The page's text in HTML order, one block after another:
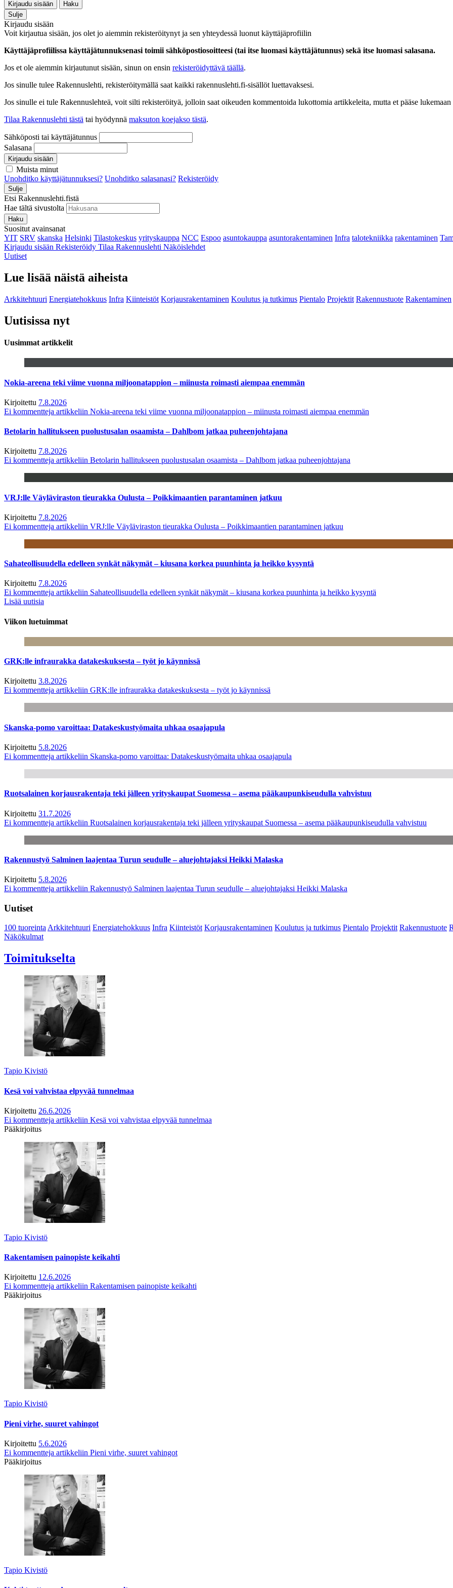
Kirjaudu sisään
Haku
Sulje
Kirjaudu sisään
Voit kirjautua sisään, jos olet jo aiemmin rekisteröitynyt ja sen yhteydessä luonut käyttäjäprofiilin
Käyttäjäprofiilissa käyttäjätunnuksenasi toimii sähköpostiosoitteesi (tai itse luomasi käyttäjätunnus) sekä itse luomasi salasana.
Jos et ole aiemmin kirjautunut sisään, sinun on ensin rekisteröidyttävä täällä.
Jos sinulle tulee Rakennuslehti, rekisteröitymällä saat kaikki rakennuslehti.fi-sisällöt luettavaksesi.
Jos sinulle ei tule Rakennuslehteä, voit silti rekisteröityä, jolloin saat oikeuden kommentoida lukottomia artikkeleita, mutta et pääse
Tilaa Rakennuslehti tästä tai hyödynnä maksuton koejakso tästä.
Sähköposti tai käyttäjätunnus
Salasana
Kirjaudu sisään
Muista minut
Unohditko käyttäjätunnuksesi? Unohditko salasanasi? Rekisteröidy
Sulje
Etsi Rakennuslehti.fistä
Hae tältä sivustolta
Haku
Suositut avainsanat
YIT SRV skanska Helsinki Tilastokeskus yrityskauppa NCC Espoo asuntokauppa asuntorakentaminen Infra talotekniikka rakentaminen
Kirjaudu sisään Rekisteröidy Tilaa Rakennuslehti Näköislehdet
Uutiset
Lue lisää näistä aiheista
Arkkitehtuuri Energiatehokkuus Infra Kiinteistöt Korjausrakentaminen Koulutus ja tutkimus Pientalo Projektit Rakennustuote Rakentaminen
Uutisissa nyt
Uusimmat artikkelit
Nokia-areena teki viime vuonna miljoonatappion – miinusta roimasti aiempaa enemmän
Kirjoitettu 7.8.2026
Ei kommentteja artikkeliin Nokia-areena teki viime vuonna miljoonatappion – miinusta roimasti aiempaa enemmän
Betolarin hallitukseen puolustusalan osaamista – Dahlbom jatkaa puheenjohtajana
Kirjoitettu 7.8.2026
Ei kommentteja artikkeliin Betolarin hallitukseen puolustusalan osaamista – Dahlbom jatkaa puheenjohtajana
VRJ:lle Väyläviraston tieurakka Oulusta – Poikkimaantien parantaminen jatkuu
Kirjoitettu 7.8.2026
Ei kommentteja artikkeliin VRJ:lle Väyläviraston tieurakka Oulusta – Poikkimaantien parantaminen jatkuu
Sahateollisuudella edelleen synkät näkymät – kiusana korkea puunhinta ja heikko kysyntä
Kirjoitettu 7.8.2026
Ei kommentteja artikkeliin Sahateollisuudella edelleen synkät näkymät – kiusana korkea puunhinta ja heikko kysyntä
Lisää uutisia
Viikon luetuimmat
GRK:lle infraurakka datakeskuksesta – työt jo käynnissä
Kirjoitettu 3.8.2026
Ei kommentteja artikkeliin GRK:lle infraurakka datakeskuksesta – työt jo käynnissä
Skanska-pomo varoittaa: Datakeskustyömaita uhkaa osaajapula
Kirjoitettu 5.8.2026
Ei kommentteja artikkeliin Skanska-pomo varoittaa: Datakeskustyömaita uhkaa osaajapula
Ruotsalainen korjausrakentaja teki jälleen yrityskaupat Suomessa – asema pääkaupunkiseudulla vahvistuu
Kirjoitettu 31.7.2026
Ei kommentteja artikkeliin Ruotsalainen korjausrakentaja teki jälleen yrityskaupat Suomessa – asema pääkaupunkiseudulla vahvistuu
Rakennustyö Salminen laajentaa Turun seudulle – aluejohtajaksi Heikki Malaska
Kirjoitettu 5.8.2026
Ei kommentteja artikkeliin Rakennustyö Salminen laajentaa Turun seudulle – aluejohtajaksi Heikki Malaska
Uutiset
100 tuoreintaArkkitehtuuri Energiatehokkuus Infra Kiinteistöt Korjausrakentaminen Koulutus ja tutkimus Pientalo Projektit Rakennustuote
Näkökulmat
Toimitukselta
Tapio Kivistö
Kesä voi vahvistaa elpyvää tunnelmaa
Kirjoitettu 26.6.2026
Ei kommentteja artikkeliin Kesä voi vahvistaa elpyvää tunnelmaa
Pääkirjoitus
Tapio Kivistö
Rakentamisen painopiste keikahti
Kirjoitettu 12.6.2026
Ei kommentteja artikkeliin Rakentamisen painopiste keikahti
Pääkirjoitus
Tapio Kivistö
Pieni virhe, suuret vahingot
Kirjoitettu 5.6.2026
Ei kommentteja artikkeliin Pieni virhe, suuret vahingot
Pääkirjoitus
Tapio Kivistö